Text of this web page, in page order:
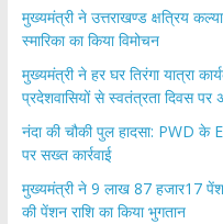
मुख्यमंत्री ने उत्तराखण्ड क्षत्रिय
स्मारिका का किया विमोचन
मुख्यमंत्री ने हर घर तिरंगा यात्रा
प्रदेशवासियों से स्वतंत्रता दिवस पर
नंदा की चौकी पुल हादसा: PWD के
पर सख्त कार्रवाई
मुख्यमंत्री ने 9 लाख 87 हजार17
की पेंशन राशि का किया भुगतान